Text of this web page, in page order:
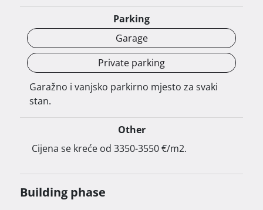
Planirano useljenje: 12/2026
Parking
Garage
Private parking
Garažno i vanjsko parkirno mjesto za svaki
stan.
Other
Cijena se kreće od 3350-3550 €/m2.
Building phase